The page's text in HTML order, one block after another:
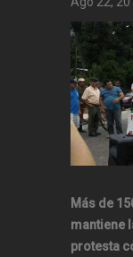
Más de
mantiene
protesta